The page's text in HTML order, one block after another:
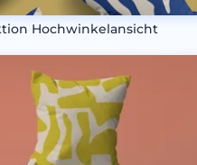
Hochwinkelansicht